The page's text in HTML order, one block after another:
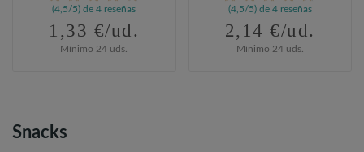
(4,5/5) de 4 reseñas
1,33 €/ud.
Mínimo 24 uds.
(4,5/5) de 4 reseñas
2,14 €/ud.
Mínimo 24 uds.
Snacks